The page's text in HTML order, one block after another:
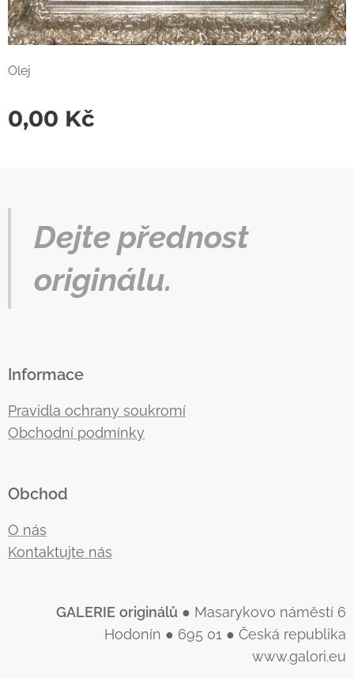
Olej
0,00 Kč
Dejte přednost
originálu.
Informace
Pravidla ochrany soukromí
Obchodní podmínky
Obchod
O nás
Kontaktujte nás
GALERIE originálů ● Masarykovo náměstí 6
Hodonín ● 695 01 ● Česká republika
www.galori.eu